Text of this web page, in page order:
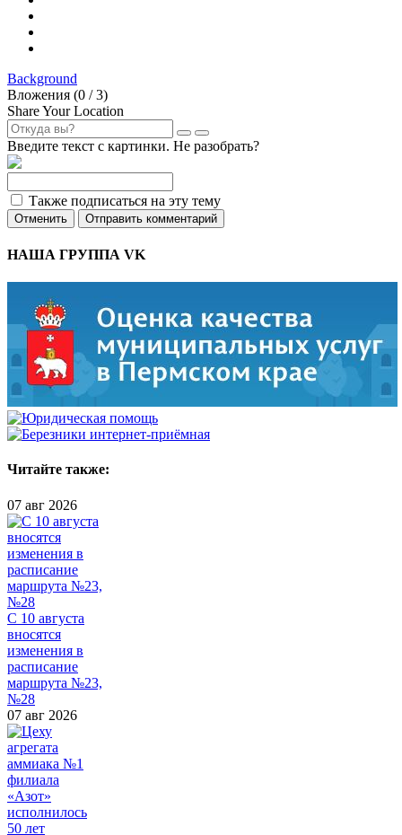
Background
Вложения (0 / 3)
Share Your Location
Введите текст с картинки. Не разобрать?
Также подписаться на эту тему
Отменить Отправить комментарий
НАША ГРУППА VK
Читайте также:
07 авг 2026
С 10 августа
вносятся
изменения в
расписание
маршрута №23,
№28
07 авг 2026